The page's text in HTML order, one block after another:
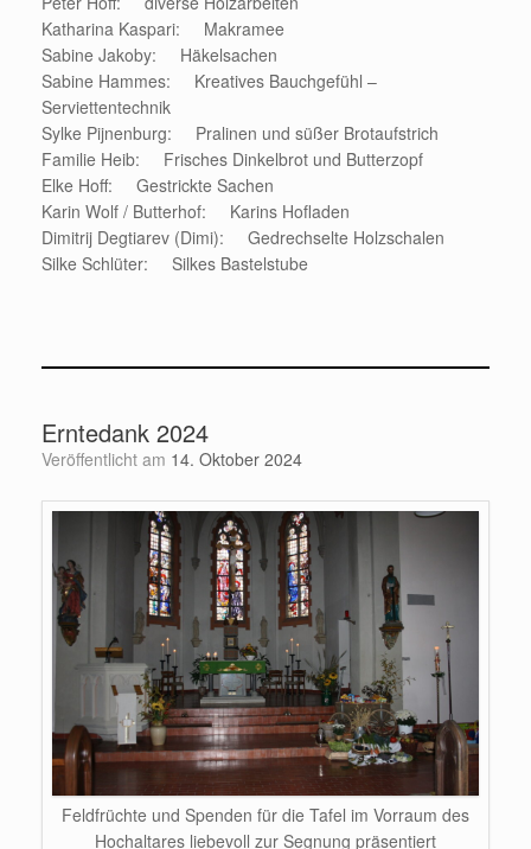
Katharina Kaspari: Makramee
Sabine Jakoby: Häkelsachen
Sabine Hammes: Kreatives Bauchgefühl –
Serviettentechnik
Sylke Pijnenburg: Pralinen und süßer Brotaufstrich
Familie Heib: Frisches Dinkelbrot und Butterzopf
Elke Hoff: Gestrickte Sachen
Karin Wolf / Butterhof: Karins Hofladen
Dimitrij Degtiarev (Dimi): Gedrechselte Holzschalen
Silke Schlüter: Silkes Bastelstube
Erntedank 2024
Veröffentlicht am 14. Oktober 2024
Feldfrüchte und Spenden für die Tafel im Vorraum des
Hochaltares liebevoll zur Segnung präsentiert